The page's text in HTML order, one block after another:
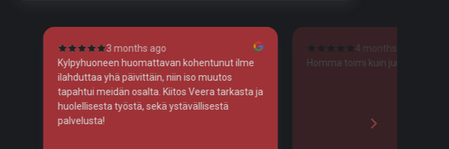
4 months ago
Homma toimi kuin junan vessa!
4 months ago
Tosi huolellista työtä!